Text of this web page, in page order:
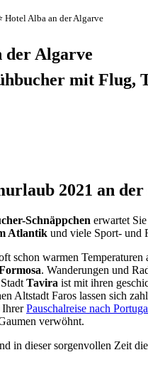
Hotel Alba an der Algarve
der Algarve
mit Flug,
2021 an der
Schnäppchen erwartet
Atlantik und viele Sport- und
schon warmen
. Wanderungen und
Tavira ist mit ihren
Altstadt Faros lassen sich
IhrerPauschalreise nach
verwöhnt.
in dieser sorgenvollen Zeit